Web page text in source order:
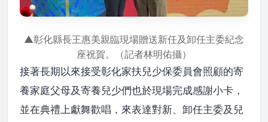
▲彰化縣長王惠美親臨現場贈送新任及卸任主委紀念
座祝賀。（記者林明佑攝）
接著長期以來接受彰化家扶兒少保委員會照顧的寄
養家庭父母及寄養兒少們也於現場完成感謝小卡，
並在典禮上獻舞歡唱，來表達對新、卸任主委及兒